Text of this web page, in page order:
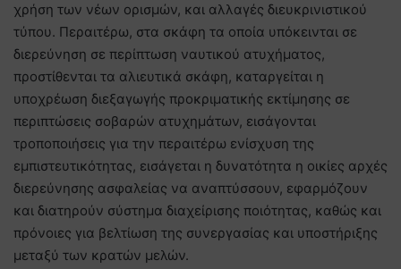
χρήση των νέων ορισμών, και αλλαγές διευκρινιστικού
τύπου. Περαιτέρω, στα σκάφη τα οποία υπόκεινται σε
διερεύνηση σε περίπτωση ναυτικού ατυχήματος,
προστίθενται τα αλιευτικά σκάφη, καταργείται η
υποχρέωση διεξαγωγής προκριματικής εκτίμησης σε
περιπτώσεις σοβαρών ατυχημάτων, εισάγονται
τροποποιήσεις για την περαιτέρω ενίσχυση της
εμπιστευτικότητας, εισάγεται η δυνατότητα η οικίες αρχές
διερεύνησης ασφαλείας να αναπτύσσουν, εφαρμόζουν
και διατηρούν σύστημα διαχείρισης ποιότητας, καθώς και
πρόνοιες για βελτίωση της συνεργασίας και υποστήριξης
μεταξύ των κρατών μελών.